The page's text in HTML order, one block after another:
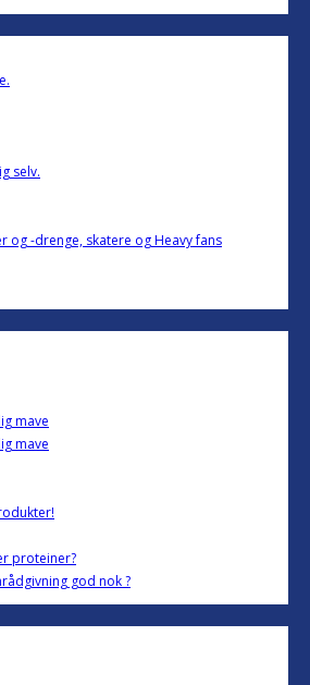
selv.
og -drenge, skatere og Heavy fans
mave
mave
proteiner?
god nok ?